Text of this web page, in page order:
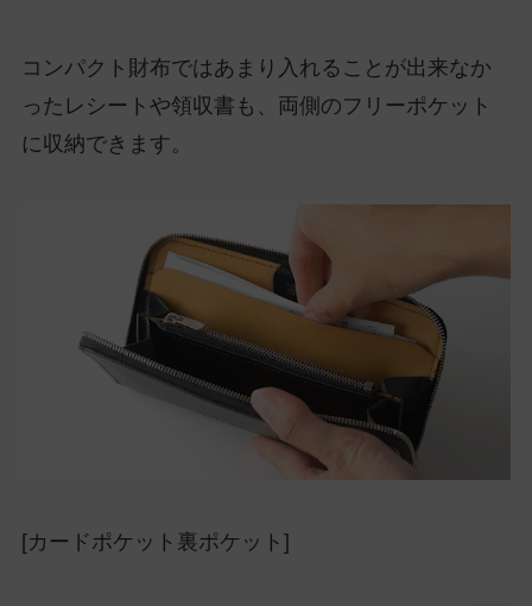
コンパクト財布ではあまり入れることが出来なか
ったレシートや領収書も、両側のフリーポケット
に収納できます。
[カードポケット裏ポケット]